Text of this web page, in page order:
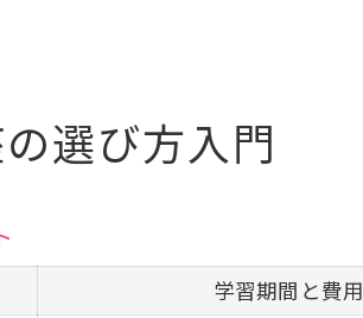
ト通信講座で得られる知識の幅
率化する通信講座活用術
スト通信講座のサポート体制比較
選び方入門
学習期間と費用